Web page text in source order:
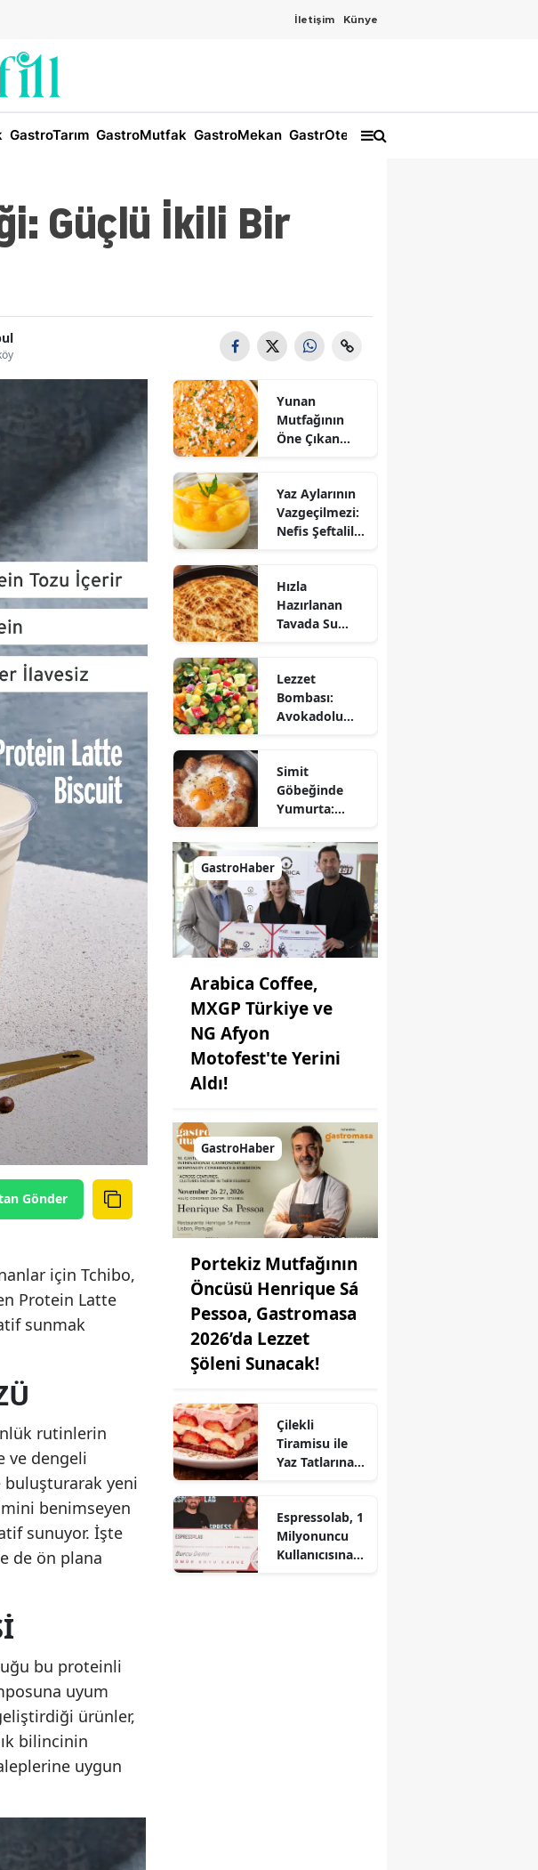
İletişim Künye
GastroTarım GastroMutfak GastroMekan GastrOtel
Güçlü İkili Bir
Gönder
için Tchibo,
Protein Latte
sunmak
rutinlerin
ve dengeli
buluşturarak yeni
benimseyen
sunuyor. İşte
de ön plana
bu proteinli
uyum
ürünler,
bilincinin
uygun
Yunan
Mutfağının
Öne Çıkan
Nasıl Yapılır?
Yaz Aylarının
Vazgeçilmezi:
Nefis Şeftalili
Hızla
Hazırlanan
Tavada Su
Sofralarınıza
Lezzet Katın!
Lezzet
Bombası:
Avokadolu
Simit
Göbeğinde
Yumurta:
Farklı Bir
Kahvaltı
Seçeneği
GastroHaber
Arabica Coffee,
MXGP Türkiye ve
NG Afyon
Motofest'te Yerini
Aldı!
GastroHaber
Portekiz Mutfağının
Öncüsü Henrique Sá
Pessoa, Gastromasa
2026’da Lezzet
Şöleni Sunacak!
Çilekli
Tiramisu ile
Yaz Tatlarına
Espressolab, 1
Milyonuncu
Kullanıcısına